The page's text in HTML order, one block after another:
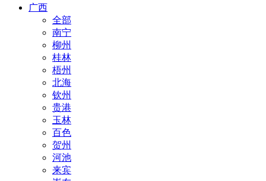
广西
全部
南宁
柳州
桂林
梧州
北海
钦州
贵港
玉林
百色
贺州
河池
来宾